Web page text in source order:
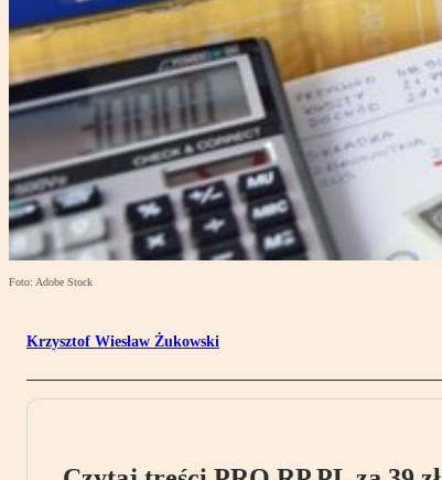
Foto: Adobe Stock
Krzysztof Wiesław Żukowski